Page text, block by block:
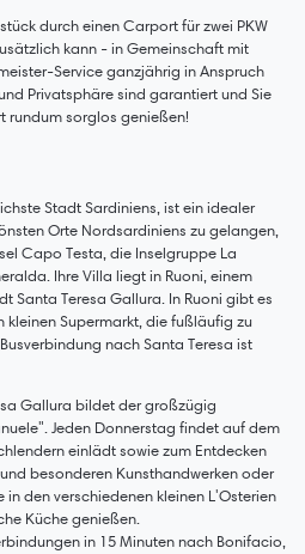
durch einen Carport für zwei PKW
kann - in Gemeinschaft mit
Service ganzjährig in Anspruch
Privatsphäre sind garantiert und Sie
rundum sorglos genießen!
Stadt Sardiniens, ist ein idealer
Orte Nordsardiniens zu gelangen,
Capo Testa, die Inselgruppe La
Ihre Villa liegt in Ruoni, einem
Santa Teresa Gallura. In Ruoni gibt es
kleinen Supermarkt, die fußläufig zu
nach Santa Teresa ist
Gallura bildet der großzügig
Jeden Donnerstag findet auf dem
einlädt sowie zum Entdecken
besonderen Kunsthandwerken oder
in den verschiedenen kleinen L'Osterien
Küche genießen.
in 15 Minuten nach Bonifacio,